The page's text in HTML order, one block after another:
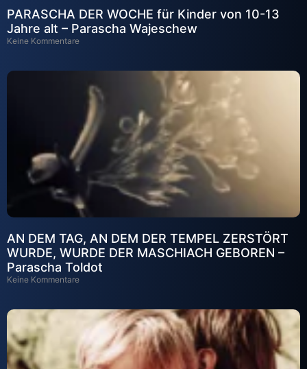
PARASCHA DER WOCHE für Kinder von 10-13
Jahre alt – Parascha Wajeschew
Keine Kommentare
AN DEM TAG, AN DEM DER TEMPEL ZERSTÖRT
WURDE, WURDE DER MASCHIACH GEBOREN –
Parascha Toldot
Keine Kommentare